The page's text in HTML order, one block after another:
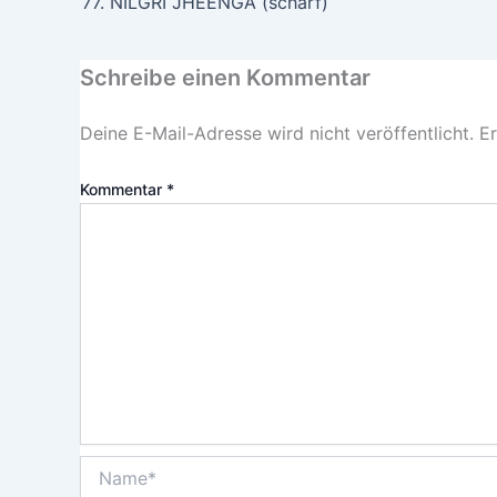
Schreibe einen Kommentar
Deine E-Mail-Adresse wird nicht veröffentlicht.
Kommentar *